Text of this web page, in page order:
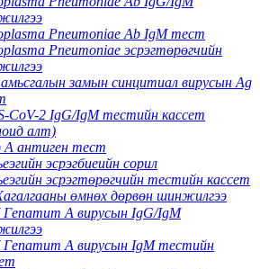
Pneumoniae Ab IgM тест
Pneumoniae эсрэгтөрөгчийн
амьсгалын замын синцитиал вирусын Ag
CoV-2 IgG/IgM тестийн кассет
алт)
A антиген тест
эсрэгбиеийн сорил
эсрэгтөрөгчийн тестийн кассет
өмнөх дөрвөн шинжилгээ
Гепатит А вирусын IgG/IgM
Гепатит А вирусын IgM тестийн